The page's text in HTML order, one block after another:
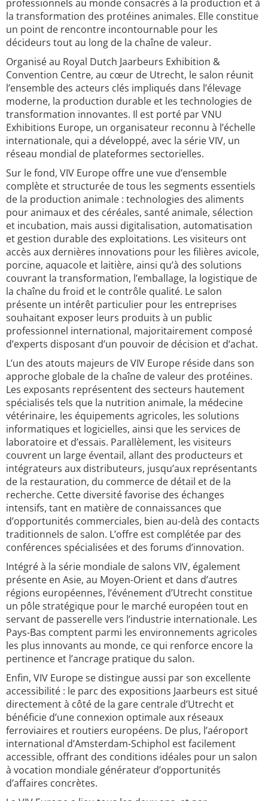
professionnels au monde consacrés à la production et à
la transformation des protéines animales. Elle constitue
un point de rencontre incontournable pour les
décideurs tout au long de la chaîne de valeur.
Organisé au Royal Dutch Jaarbeurs Exhibition &
Convention Centre, au cœur de Utrecht, le salon réunit
l’ensemble des acteurs clés impliqués dans l’élevage
moderne, la production durable et les technologies de
transformation innovantes. Il est porté par VNU
Exhibitions Europe, un organisateur reconnu à l’échelle
internationale, qui a développé, avec la série VIV, un
réseau mondial de plateformes sectorielles.
Sur le fond, VIV Europe offre une vue d’ensemble
complète et structurée de tous les segments essentiels
de la production animale : technologies des aliments
pour animaux et des céréales, santé animale, sélection
et incubation, mais aussi digitalisation, automatisation
et gestion durable des exploitations. Les visiteurs ont
accès aux dernières innovations pour les filières avicole,
porcine, aquacole et laitière, ainsi qu’à des solutions
couvrant la transformation, l’emballage, la logistique de
la chaîne du froid et le contrôle qualité. Le salon
présente un intérêt particulier pour les entreprises
souhaitant exposer leurs produits à un public
professionnel international, majoritairement composé
d’experts disposant d’un pouvoir de décision et d’achat.
L’un des atouts majeurs de VIV Europe réside dans son
approche globale de la chaîne de valeur des protéines.
Les exposants représentent des secteurs hautement
spécialisés tels que la nutrition animale, la médecine
vétérinaire, les équipements agricoles, les solutions
informatiques et logicielles, ainsi que les services de
laboratoire et d’essais. Parallèlement, les visiteurs
couvrent un large éventail, allant des producteurs et
intégrateurs aux distributeurs, jusqu’aux représentants
de la restauration, du commerce de détail et de la
recherche. Cette diversité favorise des échanges
intensifs, tant en matière de connaissances que
d’opportunités commerciales, bien au-delà des contacts
traditionnels de salon. L’offre est complétée par des
conférences spécialisées et des forums d’innovation.
Intégré à la série mondiale de salons VIV, également
présente en Asie, au Moyen-Orient et dans d’autres
régions européennes, l’événement d’Utrecht constitue
un pôle stratégique pour le marché européen tout en
servant de passerelle vers l’industrie internationale. Les
Pays-Bas comptent parmi les environnements agricoles
les plus innovants au monde, ce qui renforce encore la
pertinence et l’ancrage pratique du salon.
Enfin, VIV Europe se distingue aussi par son excellente
accessibilité : le parc des expositions Jaarbeurs est situé
directement à côté de la gare centrale d’Utrecht et
bénéficie d’une connexion optimale aux réseaux
ferroviaires et routiers européens. De plus, l’aéroport
international d’Amsterdam-Schiphol est facilement
accessible, offrant des conditions idéales pour un salon
à vocation mondiale générateur d’opportunités
d’affaires concrètes.